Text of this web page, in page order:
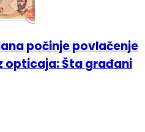
počinje povlačenje
opticaja: Šta građani